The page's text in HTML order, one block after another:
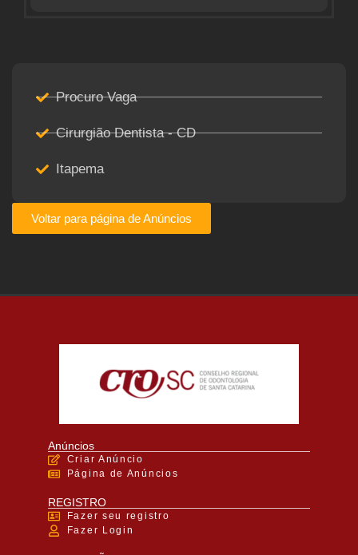
Procuro Vaga
Cirurgião Dentista - CD
Itapema
Voltar para página de Anúncios
Anúncios
Criar Anúncio
Página de Anúncios
REGISTRO
Fazer seu registro
Fazer Login